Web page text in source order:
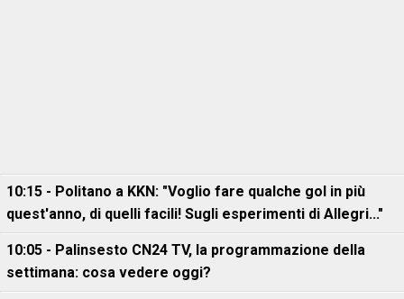
10:15 - Politano a KKN: "Voglio fare qualche gol in più
quest'anno, di quelli facili! Sugli esperimenti di Allegri..."
10:05 - Palinsesto CN24 TV, la programmazione della
settimana: cosa vedere oggi?